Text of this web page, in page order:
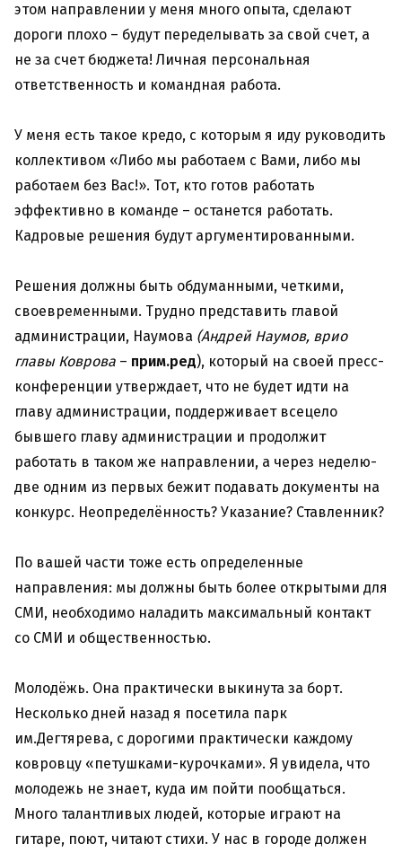
этом направлении у меня много опыта, сделают
дороги плохо – будут переделывать за свой счет, а
не за счет бюджета! Личная персональная
ответственность и командная работа.
У меня есть такое кредо, с которым я иду руководить
коллективом «Либо мы работаем с Вами, либо мы
работаем без Вас!». Тот, кто готов работать
эффективно в команде – останется работать.
Кадровые решения будут аргументированными.
Решения должны быть обдуманными, четкими,
своевременными. Трудно представить главой
администрации, Наумова (Андрей Наумов, врио
главы Коврова – прим.ред), который на своей пресс-
конференции утверждает, что не будет идти на
главу администрации, поддерживает всецело
бывшего главу администрации и продолжит
работать в таком же направлении, а через неделю-
две одним из первых бежит подавать документы на
конкурс. Неопределённость? Указание? Ставленник?
По вашей части тоже есть определенные
направления: мы должны быть более открытыми для
СМИ, необходимо наладить максимальный контакт
со СМИ и общественностью.
Молодёжь. Она практически выкинута за борт.
Несколько дней назад я посетила парк
им.Дегтярева, с дорогими практически каждому
ковровцу «петушками-курочками». Я увидела, что
молодежь не знает, куда им пойти пообщаться.
Много талантливых людей, которые играют на
гитаре, поют, читают стихи. У нас в городе должен